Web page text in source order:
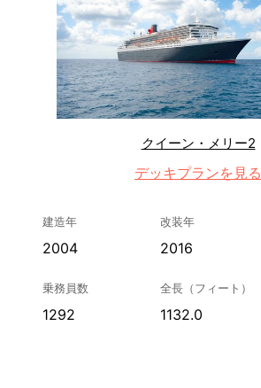
クイーン・メリー2
デッキプランを見る
建造年
2004
改装年
2016
乗務員数
1292
全長（フィート）
1132.0